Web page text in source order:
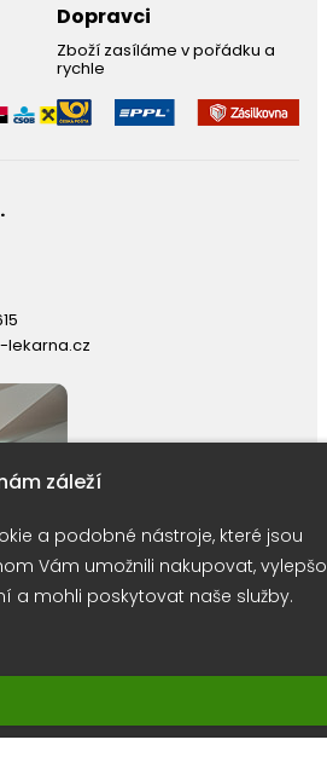
Dopravci
Zboží zasíláme v pořádku a
rychle
lekarna.cz
soubory cookie
záleží
a podobné nástroje, které jsou
Vám umožnili nakupovat,
a mohli poskytovat naše služby.